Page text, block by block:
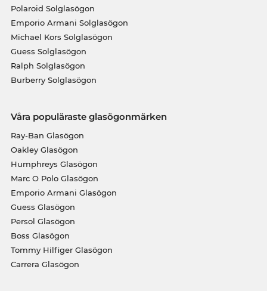
Polaroid Solglasögon
Emporio Armani Solglasögon
Michael Kors Solglasögon
Guess Solglasögon
Ralph Solglasögon
Burberry Solglasögon
Våra populäraste glasögonmärken
Ray-Ban Glasögon
Oakley Glasögon
Humphreys Glasögon
Marc O Polo Glasögon
Emporio Armani Glasögon
Guess Glasögon
Persol Glasögon
Boss Glasögon
Tommy Hilfiger Glasögon
Carrera Glasögon